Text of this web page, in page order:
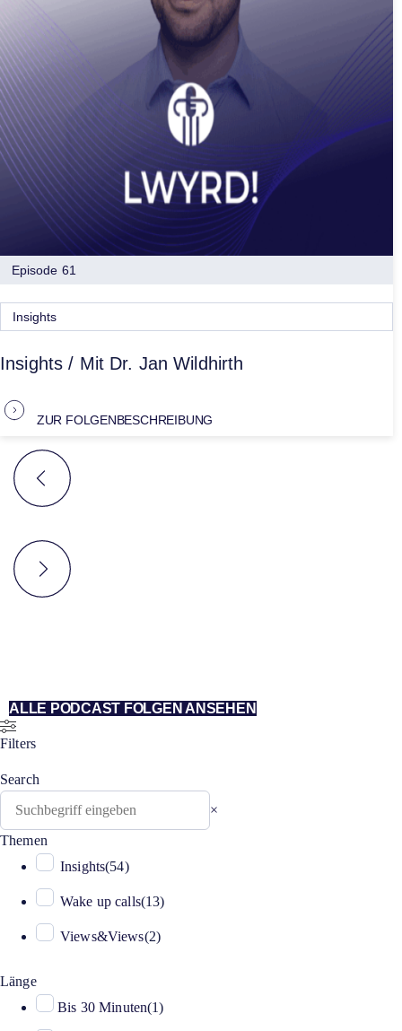
Episode 61
Insights
Insights / Mit Dr. Jan Wildhirth
ZUR FOLGENBESCHREIBUNG
ALLE PODCAST FOLGEN ANSEHEN
Filters
Search
×
Themen
Insights(54)
Wake up calls(13)
Views&Views(2)
Länge
Bis 30 Minuten(1)